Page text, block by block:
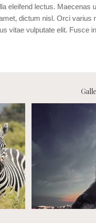
eleifend lectus.
dictum nisl. Orci varius
vitae vulputate elit. Fusce